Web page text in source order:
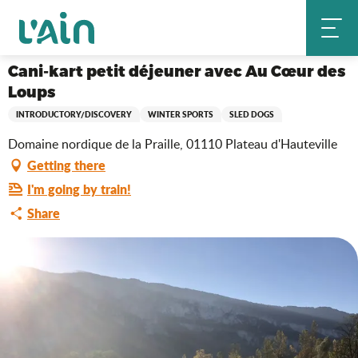
contenu
principal
Home Cani-kart petit déjeuner avec Au Cœur des Loups
Cani-kart petit déjeuner avec Au Cœur des
Loups
INTRODUCTORY/DISCOVERY WINTER SPORTS SLED DOGS
Domaine nordique de la Praille, 01110 Plateau d'Hauteville
Getting there
I'm going by train!
Share